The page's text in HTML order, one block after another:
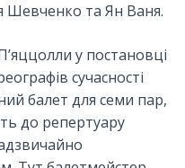
Шевченко та Ян Ваня.
у постановці
сучасності
балет для семи пар,
до репертуару